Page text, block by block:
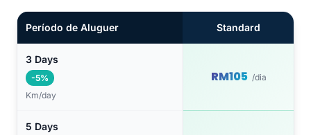
Período de Aluguer Standard
3 Days
-5%
Km/day
RM105 /dia
5 Days